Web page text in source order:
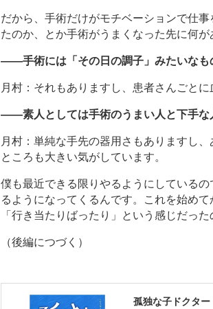
だから、手術だけがモチベーションで仕
たのか、とか手術がうまくなった先に何
――手術には「その日の調子」みたいなも
月村：それもありますし、患者さんごと
――素人としては手術のうまい人と下手な
月村：単純な手先の器用さもありますし
ところも大きい気がしています。
僕も最近できる限りやるようにしている
るようになってくるんです。これを始め
「行き当たりばったり」という感じだった
（後編につづく）
孤独な子ドクター